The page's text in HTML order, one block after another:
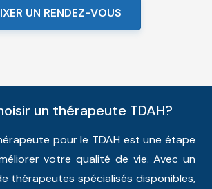
UN RENDEZ-VOUS
un thérapeute TDAH?
pour le TDAH est une étape
votre qualité de vie. Avec un
thérapeutes spécialisés disponibles,